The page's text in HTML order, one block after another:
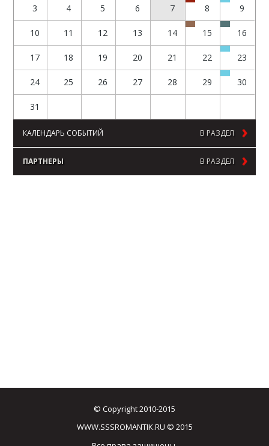
3 4 5 6 7 8 9
10 11 12 13 14 15 16
17 18 19 20 21 22 23
24 25 26 27 28 29 30
31
КАЛЕНДАРЬ СОБЫТИЙ В РАЗДЕЛ
ПАРТНЕРЫ В РАЗДЕЛ
© Copyright 2010-2015
WWW.SSSROMANTIK.RU © 2015